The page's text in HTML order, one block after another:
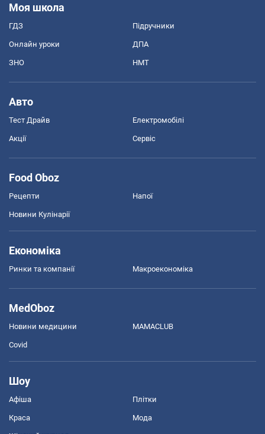
Моя школа
ГДЗ Підручники
Онлайн уроки ДПА
ЗНО НМТ
Авто
Тест Драйв Електромобілі
Акції Сервіс
Food Oboz
Рецепти Напої
Новини Кулінарії
Економіка
Ринки та компанії Макроекономіка
MedOboz
Новини медицини MAMACLUB
Covid
Шоу
Афіша Плітки
Краса Мода